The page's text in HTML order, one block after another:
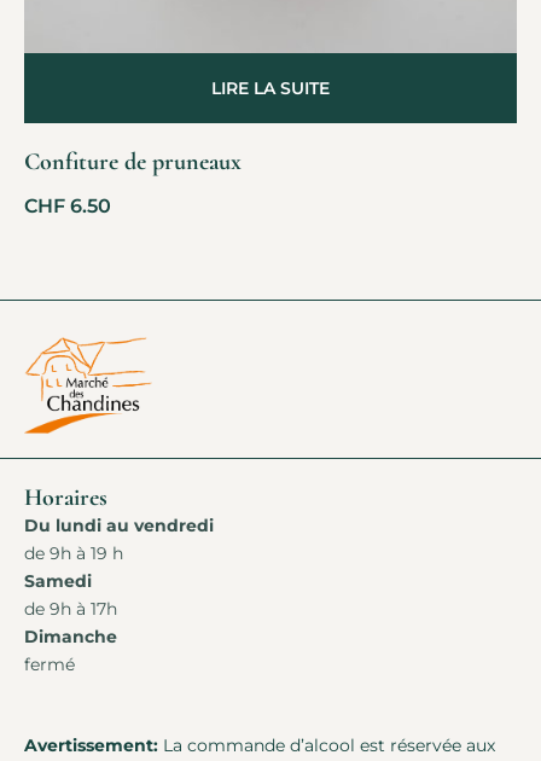
Confiture de pruneaux
CHF 6.50
LIRE LA SUITE
Horaires
Du lundi au vendredi
de 9h à 19 h
Samedi
de 9h à 17h
Dimanche
fermé
Avertissement: La commande d’alcool est réservée aux